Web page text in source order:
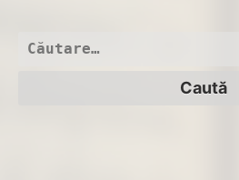
Caută